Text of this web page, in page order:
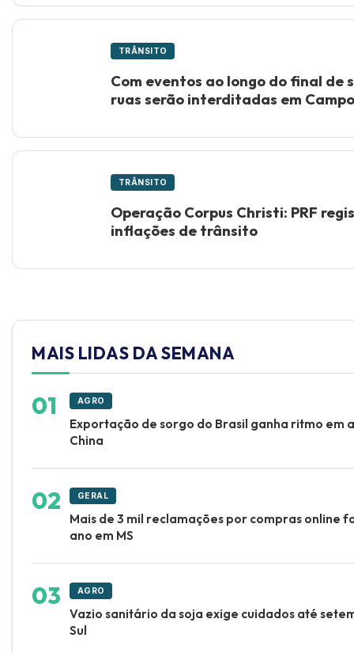
TRÂNSITO
Com eventos ao longo do final de
ruas serão interditadas em
TRÂNSITO
Operação Corpus Christi: PRF
inflações de trânsito
MAIS LIDAS DA SEMANA
AGRO
Exportação de sorgo do Brasil ganha ritmo em
China
GERAL
Mais de 3 mil reclamações por compras online
ano em MS
AGRO
Vazio sanitário da soja exige cuidados até
Sul